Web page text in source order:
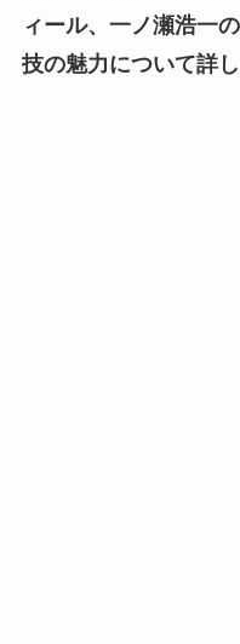
ィール、一ノ瀬浩一
技の魅力について詳